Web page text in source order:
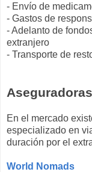
- Envío de
- Gastos de
- Adelanto de
extranjero
- Transporte de
En el mercado
especializado en
duración por el
World Nomads